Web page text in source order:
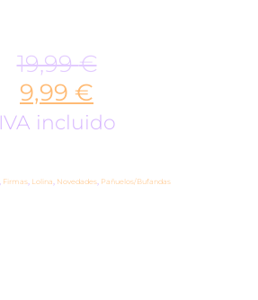
19,99€
9,99 €
IVA incluido
Firmas Lolina Novedades Pañuelos/Bufandas